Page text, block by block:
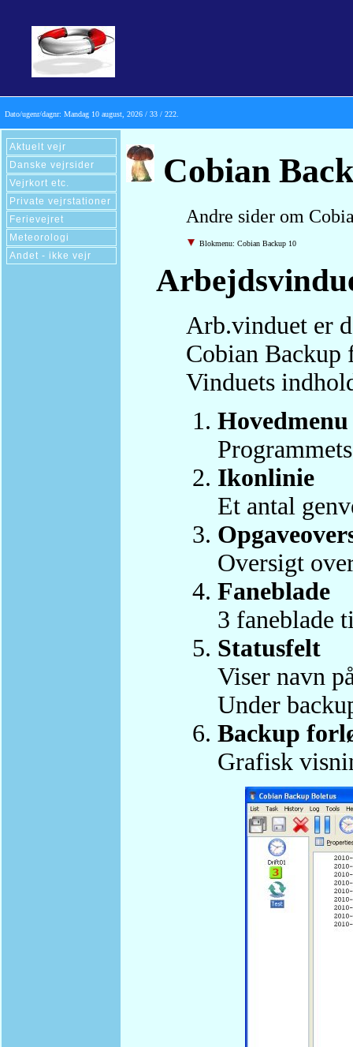
Dato/ugenr/dagnr: Mandag 10 august, 2026 / 33 / 222.
Cobian
Andre sider om
Blokmenu: Cobian Backup 10
Arb.vinduet er
Cobian Backup
Vinduets
Hovedmenu
Ikonlinie
Et antal
Oversigt
Faneblade
3 faneblade
Statusfelt
Viser navn
Under
Backup
Grafisk
Aktuelt vejr
Danske vejrsider
Vejrkort etc.
Private vejrstationer
Ferievejret
Meteorologi
Andet - ikke vejr